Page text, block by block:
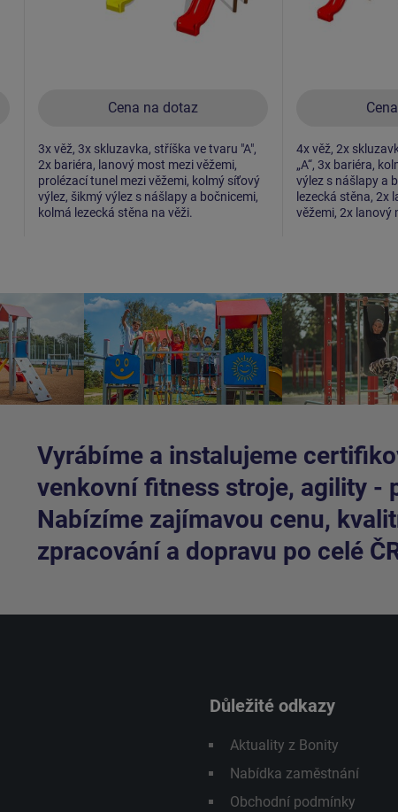
Cena na dotaz
3x věž, 3x skluzavka, stříška ve tvaru "A",
2x bariéra, lanový most mezi věžemi,
prolézací tunel mezi věžemi, kolmý síťový
výlez, šikmý výlez s nášlapy a bočnicemi,
kolmá lezecká stěna na věži.
4x věž, 2x
„A“, 3x bariéra,
výlez s nášlapy a
lezecká stěna, 2x
věžemi, 2x lanový
Vyrábíme a instalujeme
venkovní fitness stroje, agility -
Nabízíme zajímavou cenu,
zpracování a dopravu po celé
Důležité odkazy
Aktuality z Bonity
Nabídka zaměstnání
Obchodní podmínky